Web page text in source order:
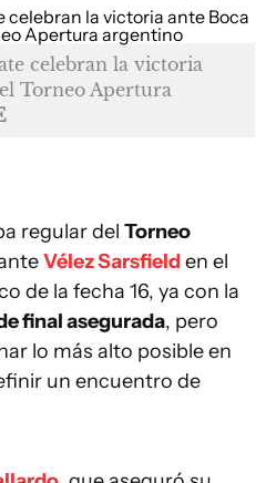
celebran la victoria
Torneo Apertura
regular del Torneo
Vélez Sarsfielden el
de la fecha 16, ya con la
final asegurada, pero
lo más alto posible en
un encuentro de